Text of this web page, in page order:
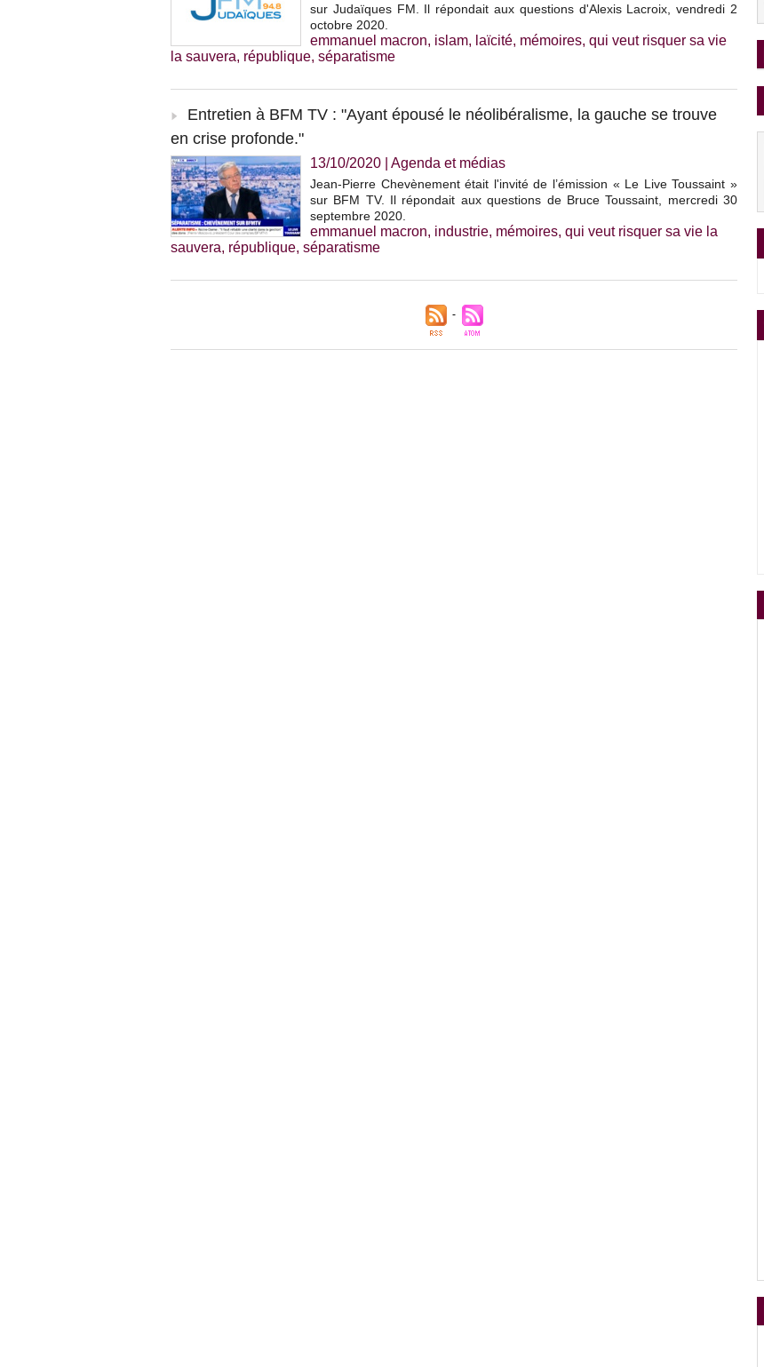
sur Judaïques FM. Il répondait aux questions d'Alexis Lacroix, vendredi 2
octobre 2020.
emmanuel macron, islam, laïcité, mémoires, qui veut risquer sa vie
la sauvera, république, séparatisme
Entretien à BFM TV : "Ayant épousé le néolibéralisme, la gauche se trouve
en crise profonde."
13/10/2020 Agenda et médias
Jean-Pierre Chevènement était l'invité de l’émission « Le Live Toussaint »
sur BFM TV. Il répondait aux questions de Bruce Toussaint, mercredi 30
septembre 2020.
emmanuel macron, industrie, mémoires, qui veut risquer sa vie la
sauvera, république, séparatisme